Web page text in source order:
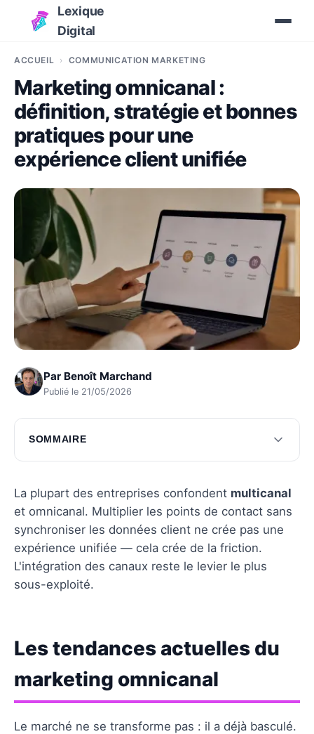
Lexique
Digital
ACCUEIL COMMUNICATION MARKETING
Marketing omnicanal :
définition, stratégie et bonnes
pratiques pour une
expérience client unifiée
Par Benoît Marchand
Publié le 21/05/2026
SOMMAIRE
Les tendances actuelles du marketing
Initiation pratique au marketing omnicanal
Questions fréquentes
La plupart des entreprises confondent multicanal
et omnicanal. Multiplier les points de contact sans
synchroniser les données client ne crée pas une
expérience unifiée — cela crée de la friction.
L'intégration des canaux reste le levier le plus
sous-exploité.
Les tendances actuelles du
marketing omnicanal
Le marché ne se transforme pas : il a déjà basculé.